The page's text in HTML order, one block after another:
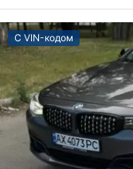
С VIN-кодом